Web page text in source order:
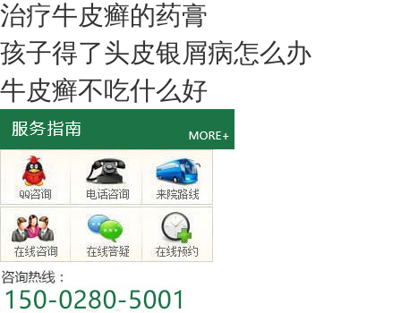
治疗牛皮癣的药膏
孩子得了头皮银屑病怎么办
牛皮癣不吃什么好